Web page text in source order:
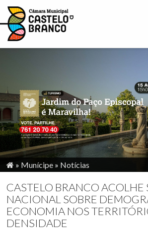
» Munícipe » Notícias
CASTELO BRANCO
NACIONAL SOBRE
ECONOMIA NOS
DENSIDADE